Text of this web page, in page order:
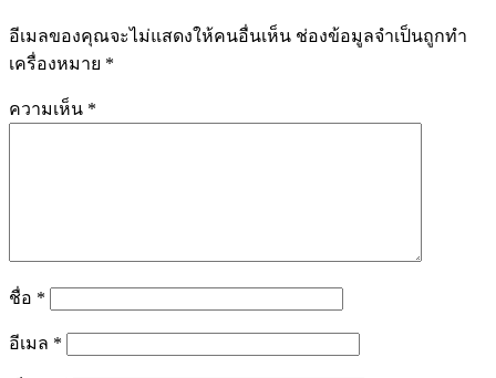
อีเมลของคุณจะไม่แสดงให้คนอื่นเห็น ช่องข้อมูลจำเป็นถูกทำ
เครื่องหมาย *
ความเห็น *
ชื่อ *
อีเมล *